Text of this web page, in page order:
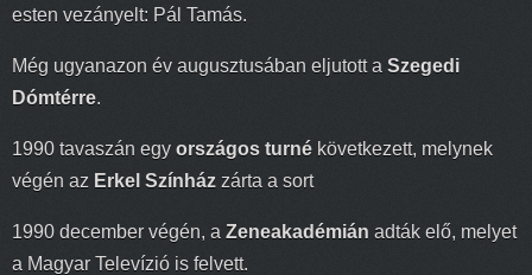
esten vezányelt: Pál Tamás.
Még ugyanazon év augusztusában eljutott a Szegedi
Dómtérre.
1990 tavaszán egy országos turné következett, melynek
végén az Erkel Színház zárta a sort
1990 december végén, a Zeneakadémián adták elő, melyet
a Magyar Televízió is felvett.